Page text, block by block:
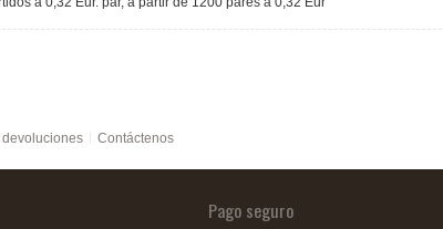
devoluciones Contáctenos
Pago seguro